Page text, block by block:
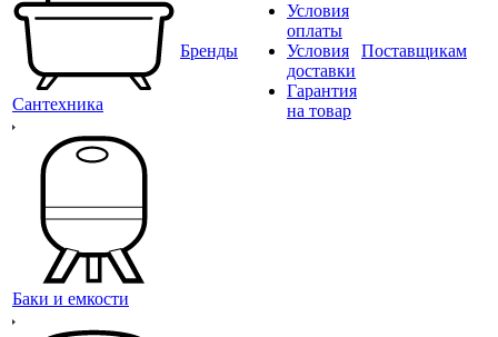
Сантехника
Баки и емкости
Бренды
Условия
оплаты
Условия
доставки
Гарантия
на товар
Поставщикам